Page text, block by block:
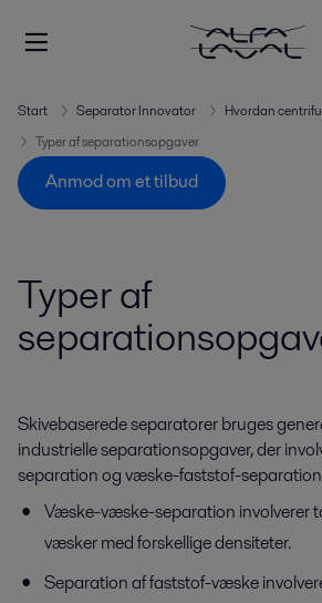
Start Separator Innovator
Hvordan
Typer af separationsopgaver
Anmod om et tilbud
Typer af
Skivebaserede separatorer bruges
industrielle separationsopgaver, der
separation og væske-faststof-
Væske-væske-separation involverer
væsker med forskellige densiteter.
Separation af faststof-væske